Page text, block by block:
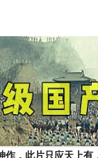
作，此片只应天上有